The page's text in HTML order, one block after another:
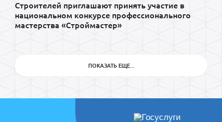
Строителей приглашают принять участие в
национальном конкурсе профессионального
мастерства «Строймастер»
ПОКАЗАТЬ ЕЩЕ...